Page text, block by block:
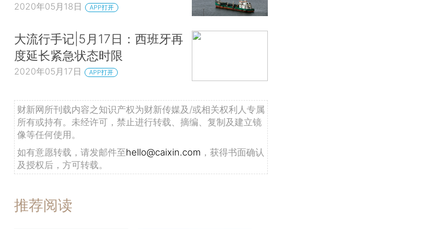
2020年05月18日 APP打开
大流行手记|5月17日：西班牙再
度延长紧急状态时限
2020年05月17日 APP打开
财新网所刊载内容之知识产权为财新传媒及/或相关权利人专属
所有或持有。未经许可，禁止进行转载、摘编、复制及建立镜
像等任何使用。
如有意愿转载，请发邮件至hello@caixin.com ，获得书面确认
及授权后，方可转载。
推荐阅读